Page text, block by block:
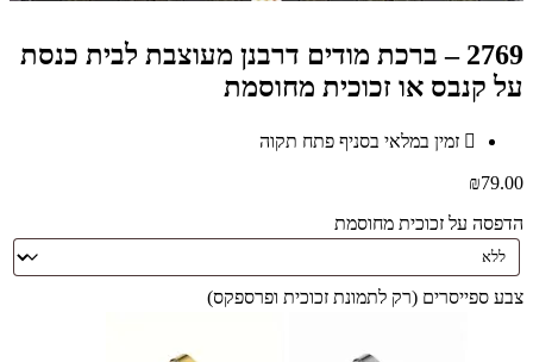
2769 – ברכת מודים דרבנן מעוצבת לבית כנסת
על קנבס או זכוכית מחוסמת
זמין במלאי בסניף פתח תקוה
₪79.00
הדפסה על זכוכית מחוסמת
צבע ספייסרים (רק לתמונת זכוכית ופרספקס)